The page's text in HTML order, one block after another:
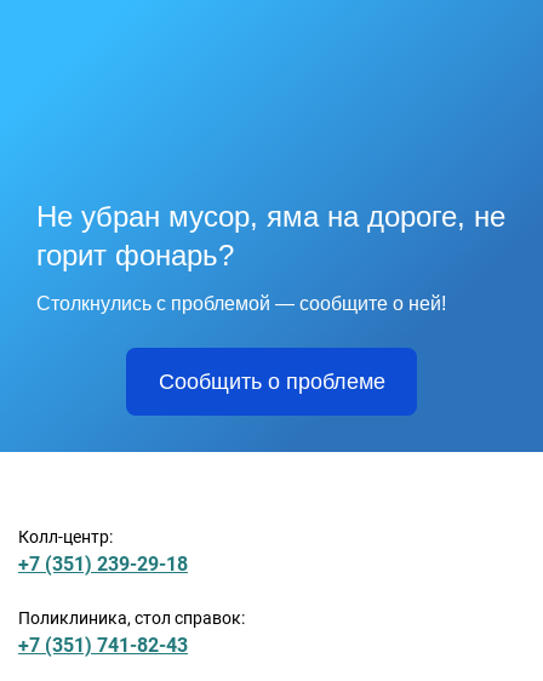
Не убран мусор, яма на дороге, не
горит фонарь?
Столкнулись с проблемой — сообщите о ней!
Сообщить о проблеме
Колл-центр:
+7 (351) 239-29-18
Поликлиника, стол справок:
+7 (351) 741-82-43